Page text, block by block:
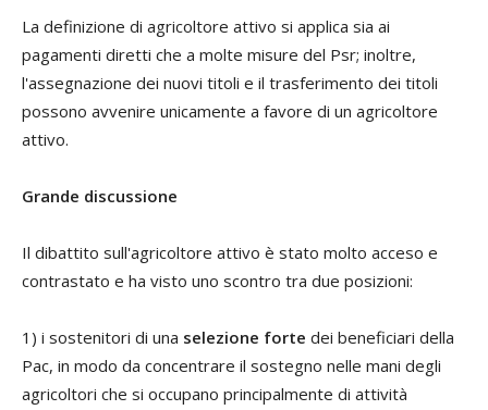
La definizione di agricoltore attivo si applica sia ai
pagamenti diretti che a molte misure del Psr; inoltre,
l'assegnazione dei nuovi titoli e il trasferimento dei titoli
possono avvenire unicamente a favore di un agricoltore
attivo.
Grande discussione
Il dibattito sull'agricoltore attivo è stato molto acceso e
contrastato e ha visto uno scontro tra due posizioni:
1) i sostenitori di una selezione forte dei beneficiari della
Pac, in modo da concentrare il sostegno nelle mani degli
agricoltori che si occupano principalmente di attività